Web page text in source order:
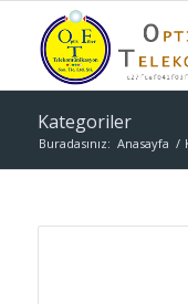
Kategoriler
Buradasınız: Anasayfa /